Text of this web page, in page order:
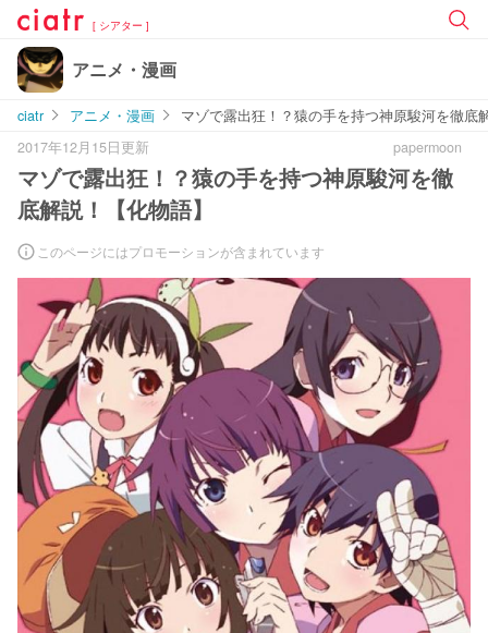
[ シアター ]
アニメ・漫画
ciatr アニメ・漫画
マゾで露出狂！？猿の手を持つ神原駿河を徹底
2017年12月15日更新
papermoon
マゾで露出狂！？猿の手を持つ神原駿河を徹
底解説！【化物語】
このページにはプロモーションが含まれています